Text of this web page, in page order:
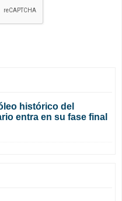
histórico del
entra en su fase final